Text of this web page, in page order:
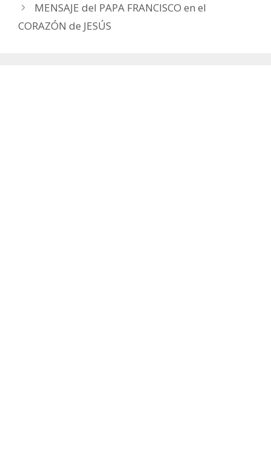
MENSAJE del PAPA FRANCISCO en el
CORAZÓN de JESÚS